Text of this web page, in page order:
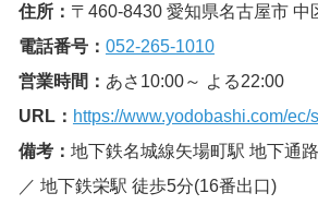
住所： 〒460-8430 愛知県名古屋市 中
電話番号： 052-265-1010
営業時間： あさ10:00～ よる22:00
URL： https://www.yodobashi.com/ec/
備考： 地下鉄名城線矢場町駅 地下通
／ 地下鉄栄駅 徒歩5分(16番出口)